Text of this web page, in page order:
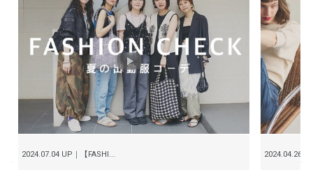
2024.07.04 UP｜【FASHI... 2024.04.26